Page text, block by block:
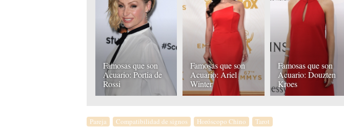
Famosas que son
Acuario: Portia de
Rossi
Famosas que son
Acuario: Ariel
Winter
Famosas que son
Acuario: Douzten
Kroes
Pareja Compatibilidad de signos Horóscopo Chino Tarot